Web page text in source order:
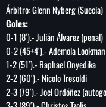
Árbitro: Glenn Nyberg (Suecia)
Goles:
0-1 (8′).- Julián Álvarez (penal)
0-2 (45+4′).- Ademola Lookman
1-2 (51′).- Raphael Onyedika
2-2 (60′).- Nicolo Tresoldi
2-3 (79′).- Joel Ordóñez